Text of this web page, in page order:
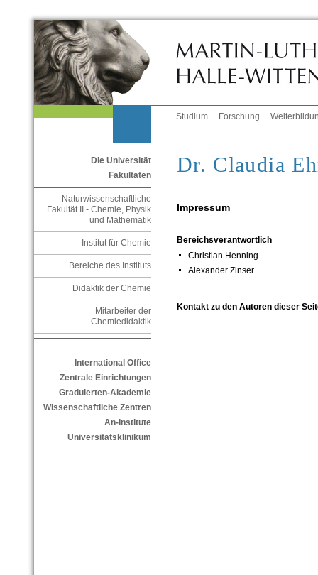
Studium Forschung
Die Universität
Fakultäten
Naturwissenschaftliche
Fakultät II - Chemie, Physik
und Mathematik
Institut für Chemie
Bereiche des Instituts
Didaktik der Chemie
Mitarbeiter der
Chemiedidaktik
International Office
Zentrale Einrichtungen
Graduierten-Akademie
Wissenschaftliche Zentren
An-Institute
Universitätsklinikum
Dr. Claudia
Impressum
Bereichsverantwortlich
Christian Henning
Alexander Zinser
Kontakt zu den Autoren dieser